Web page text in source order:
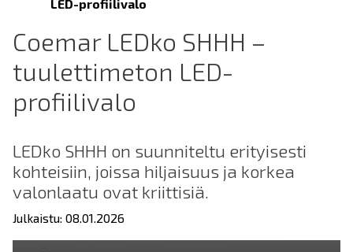
LED-profiilivalo
Coemar LEDko SHHH –
tuulettimeton LED-
profiilivalo
LEDko SHHH on suunniteltu erityisesti
kohteisiin, joissa hiljaisuus ja korkea
valonlaatu ovat kriittisiä.
Julkaistu: 08.01.2026